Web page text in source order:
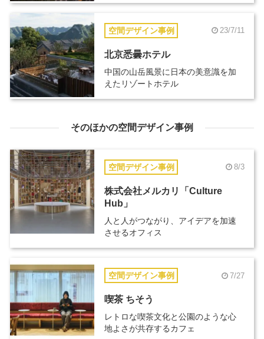
空間デザイン事例 23/7/11
北京悉曇ホテル
中国の山岳風景に日本の美意識を加
えたリゾートホテル
そのほかの空間デザイン事例
空間デザイン事例 8/3
株式会社メルカリ「Culture
Hub」
人と人がつながり、アイデアを加速
させるオフィス
空間デザイン事例 7/27
喫茶 ちそう
レトロな喫茶文化と公園のような心
地よさが共存するカフェ